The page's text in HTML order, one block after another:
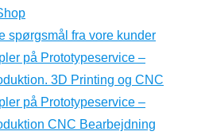
spørgsmål fra vore kunder
på Prototypeservice –
3D Printing og CNC
på Prototypeservice –
CNC Bearbejdning